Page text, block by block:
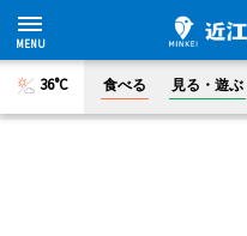
36°C 食べる 見る・遊ぶ